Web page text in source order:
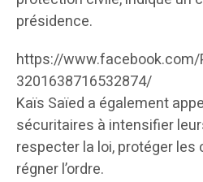
présidence.
https://
3201638716532874/
Kaïs Saïed a également
sécuritaires à intensifier
respecter la loi, protéger
régner l’ordre.